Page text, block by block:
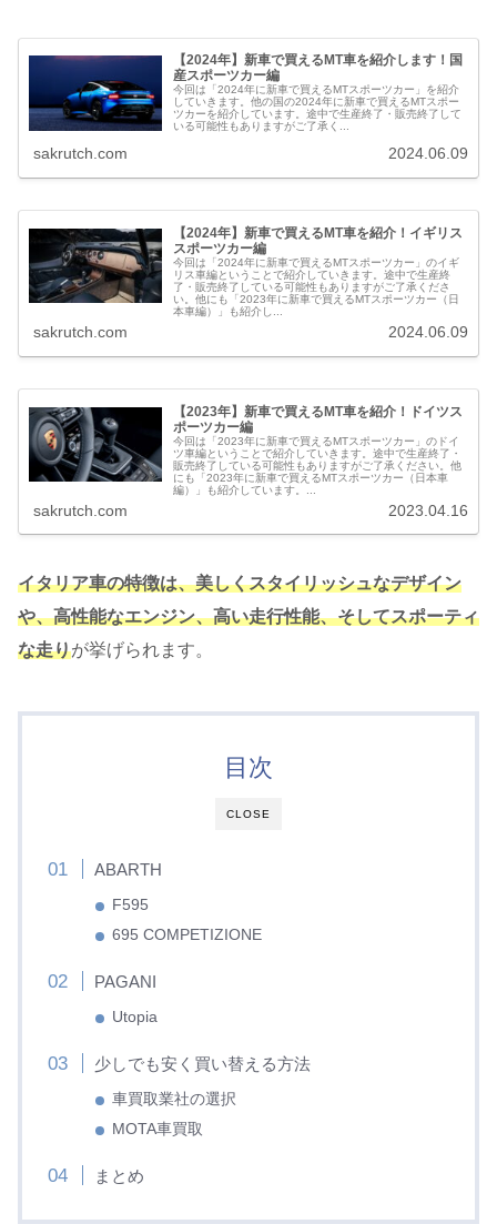
【2024年】新車で買えるMT車を紹介します！国
産スポーツカー編
今回は「2024年に新車で買えるMTスポーツカー」を紹介
していきます。他の国の2024年に新車で買えるMTスポー
ツカーを紹介しています。途中で生産終了・販売終了して
いる可能性もありますがご了承く...
sakrutch.com 2024.06.09
【2024年】新車で買えるMT車を紹介！イギリス
スポーツカー編
今回は「2024年に新車で買えるMTスポーツカー」のイギ
リス車編ということで紹介していきます。途中で生産終
了・販売終了している可能性もありますがご了承くださ
い。他にも「2023年に新車で買えるMTスポーツカー（日
本車編）」も紹介し...
sakrutch.com 2024.06.09
【2023年】新車で買えるMT車を紹介！ドイツス
ポーツカー編
今回は「2023年に新車で買えるMTスポーツカー」のドイ
ツ車編ということで紹介していきます。途中で生産終了・
販売終了している可能性もありますがご了承ください。他
にも「2023年に新車で買えるMTスポーツカー（日本車
編）」も紹介しています。...
sakrutch.com 2023.04.16
イタリア車の特徴は、美しくスタイリッシュなデザイン
や、高性能なエンジン、高い走行性能、そしてスポーティ
な走りが挙げられます。
CLOSE
目次
ABARTH
F595
695 COMPETIZIONE
PAGANI
Utopia
少しでも安く買い替える方法
車買取業社の選択
MOTA車買取
まとめ